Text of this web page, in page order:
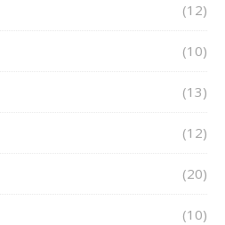
(12)
(10)
(13)
(12)
(20)
(10)